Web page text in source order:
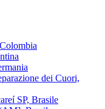
dei Cuori,
SP, Brasile